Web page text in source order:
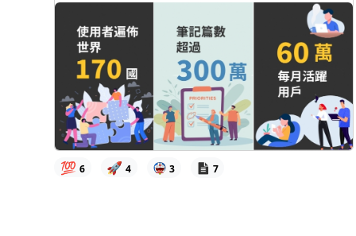
💯 6 🚀 4 3 7